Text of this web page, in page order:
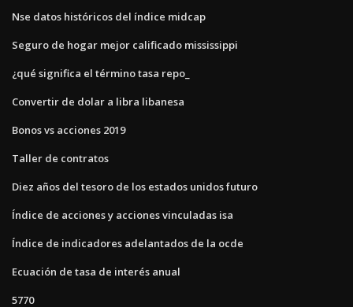
Nse datos históricos del índice midcap
Seguro de hogar mejor calificado mississippi
¿qué significa el término tasa repo_
Convertir de dolar a libra libanesa
Bonos vs acciones 2019
Taller de contratos
Diez años del tesoro de los estados unidos futuro
Índice de acciones y acciones vinculadas isa
Índice de indicadores adelantados de la ocde
Ecuación de tasa de interés anual
5770